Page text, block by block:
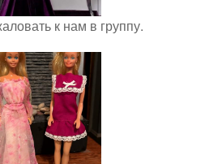
к нам в группу.